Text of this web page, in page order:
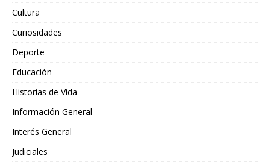
Cultura
Curiosidades
Deporte
Educación
Historias de Vida
Información General
Interés General
Judiciales